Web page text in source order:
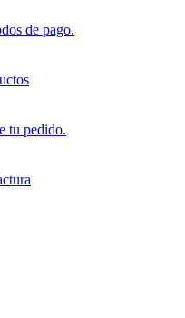
de pago.
tu pedido.